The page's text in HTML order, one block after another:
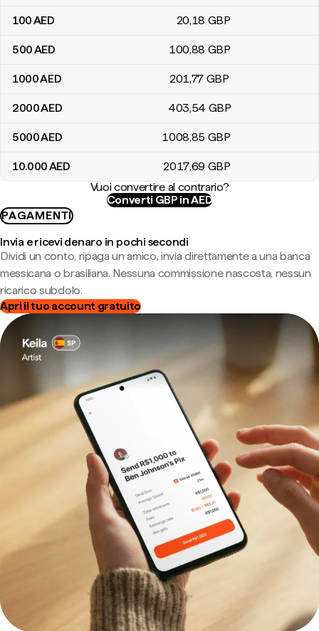
100AED 20,18 GBP
500AED 100,88 GBP
1000AED 201,77 GBP
2000AED 403,54 GBP
5000AED 1008,85 GBP
10.000AED 2017,69 GBP
Vuoi convertire al contrario?
Converti GBP in AED
PAGAMENTI
Invia e ricevi denaro in pochi secondi
Dividi un conto, ripaga un amico, invia direttamente a una banca
messicana o brasiliana. Nessuna commissione nascosta, nessun
ricarico subdolo.
Apri il tuo account gratuito